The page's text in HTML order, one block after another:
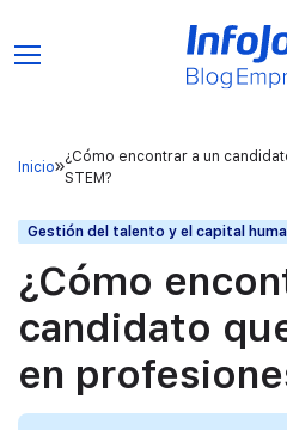
Inicio
¿Cómo encontrar a un
STEM?
Gestión del talento y el capital
¿Cómo
candidato
en